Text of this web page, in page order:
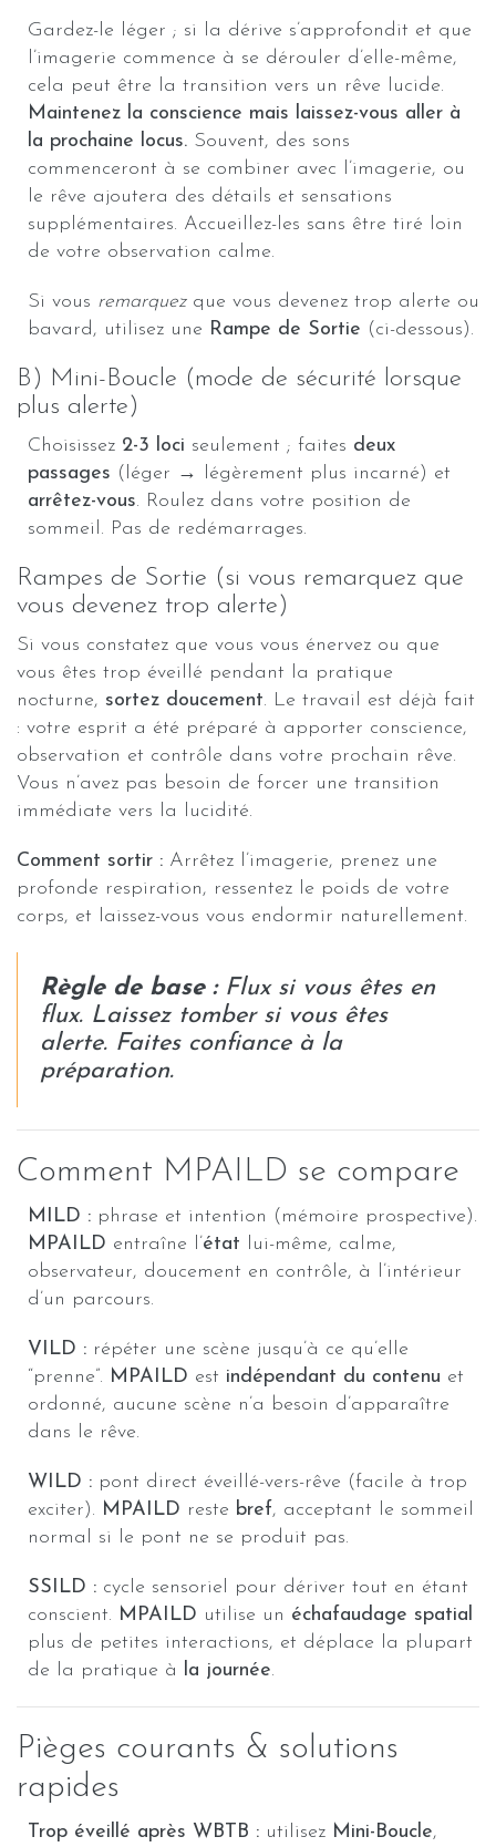
Gardez-le léger ; si la dérive s’approfondit et que
l’imagerie commence à se dérouler d’elle-même,
cela peut être la transition vers un rêve lucide.
Maintenez la conscience mais laissez-vous aller à
la prochaine locus. Souvent, des sons
commenceront à se combiner avec l’imagerie, ou
le rêve ajoutera des détails et sensations
supplémentaires. Accueillez-les sans être tiré loin
de votre observation calme.
Si vous remarquezque vous devenez trop alerte ou
bavard, utilisez une Rampe de Sortie (ci-dessous).
B) Mini-Boucle (mode de sécurité lorsque
plus alerte)
Choisissez 2-3 loci seulement ; faites deux
passages (léger → légèrement plus incarné) et
arrêtez-vous. Roulez dans votre position de
sommeil. Pas de redémarrages.
Rampes de Sortie (si vous remarquez que
vous devenez trop alerte)
Si vous constatez que vous vous énervez ou que
vous êtes trop éveillé pendant la pratique
nocturne, sortez doucement. Le travail est déjà fait
: votre esprit a été préparé à apporter conscience,
observation et contrôle dans votre prochain rêve.
Vous n’avez pas besoin de forcer une transition
immédiate vers la lucidité.
Comment sortir : Arrêtez l’imagerie, prenez une
profonde respiration, ressentez le poids de votre
corps, et laissez-vous vous endormir naturellement.
Règle de base :Flux si vous êtes en
flux. Laissez tomber si vous êtes
alerte. Faites confiance à la
préparation.
Comment MPAILD se compare
MILD : phrase et intention (mémoire prospective).
MPAILD entraîne l’état lui-même, calme,
observateur, doucement en contrôle, à l’intérieur
d’un parcours.
VILD : répéter une scène jusqu’à ce qu’elle
“prenne”. MPAILD est indépendant du contenu et
ordonné, aucune scène n’a besoin d’apparaître
dans le rêve.
WILD : pont direct éveillé-vers-rêve (facile à trop
exciter). MPAILD reste bref, acceptant le sommeil
normal si le pont ne se produit pas.
SSILD : cycle sensoriel pour dériver tout en étant
conscient. MPAILD utilise un échafaudage spatial
plus de petites interactions, et déplace la plupart
de la pratique à la journée.
Pièges courants & solutions
rapides
Trop éveillé après WBTB : utilisez Mini-Boucle,